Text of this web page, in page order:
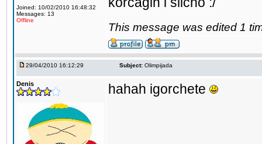
Joined: 10/02/2010 16:48:32
Messages: 13
Offline
This message was edited 1
29/04/2010 16:12:29 Subject: Olimpijada
Denis hahah igorchete